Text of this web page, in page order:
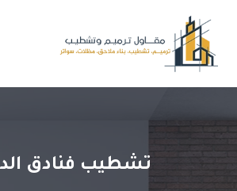
المحتوى
تشطيب فنادق